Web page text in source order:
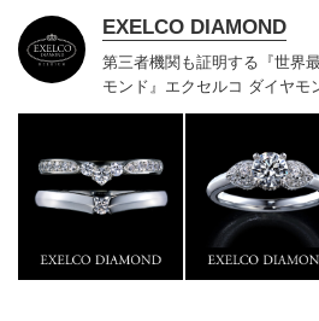
EXELCO DIAMOND
第三者機関も証明する『世界
モンド』 エクセルコ ダイヤモ
ベルギー発祥で200年以上の
門店としてリングのデザイン
す。おふたりに本物の輝きを
い想いで「ヴァージン・ダイ
ナ」「保証内容」にこだわっ